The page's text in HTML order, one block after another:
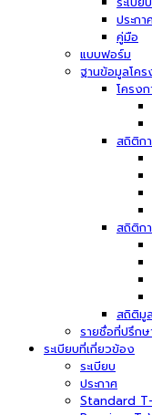
ประกา
คู่มือ
แบบฟอร์ม
ฐานข้อมูลโคร
โครง
สถิติก
สถิติก
สถิติมู
รายชื่อที่ปรึกษ
ระเบียบที่เกี่ยวข้อง
ระเบียบ
ประกาศ
Standard